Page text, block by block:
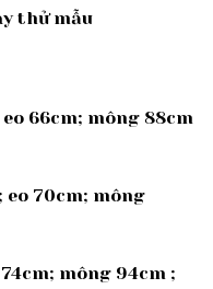
thử mẫu
66cm; mông 88cm
eo 70cm; mông
mông 94cm ;